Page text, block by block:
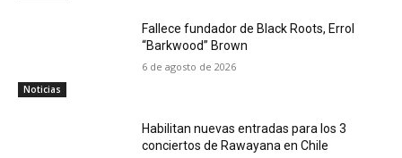
Noticias
Fallece fundador de Black Roots, Errol
“Barkwood” Brown
6 de agosto de 2026
Habilitan nuevas entradas para los 3
conciertos de Rawayana en Chile